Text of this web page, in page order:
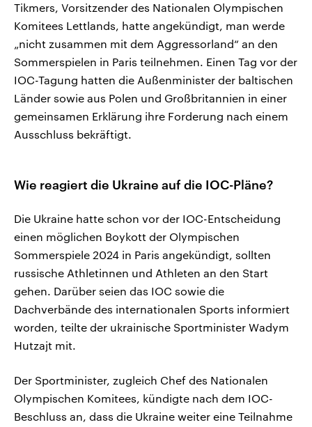
Tikmers, Vorsitzender des Nationalen Olympischen
Komitees Lettlands, hatte angekündigt, man werde
„nicht zusammen mit dem Aggressorland“ an den
Sommerspielen in Paris teilnehmen. Einen Tag vor der
IOC-Tagung hatten die Außenminister der baltischen
Länder sowie aus Polen und Großbritannien in einer
gemeinsamen Erklärung ihre Forderung nach einem
Ausschluss bekräftigt.
Wie reagiert die Ukraine auf die IOC-Pläne?
Die Ukraine hatte schon vor der IOC-Entscheidung
einen möglichen Boykott der Olympischen
Sommerspiele 2024 in Paris angekündigt, sollten
russische Athletinnen und Athleten an den Start
gehen. Darüber seien das IOC sowie die
Dachverbände des internationalen Sports informiert
worden, teilte der ukrainische Sportminister Wadym
Hutzajt mit.
Der Sportminister, zugleich Chef des Nationalen
Olympischen Komitees, kündigte nach dem IOC-
Beschluss an, dass die Ukraine weiter eine Teilnahme